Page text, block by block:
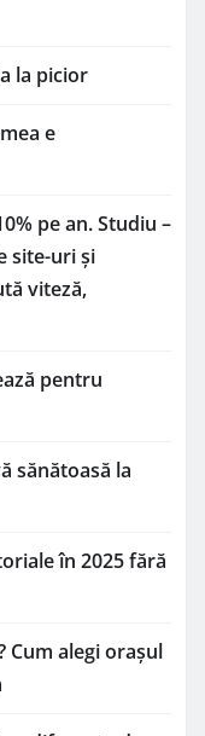
la picior
e
pe an. Studiu –
site-uri și
viteză,
pentru
sănătoasă la
în 2025 fără
Cum alegi orașul